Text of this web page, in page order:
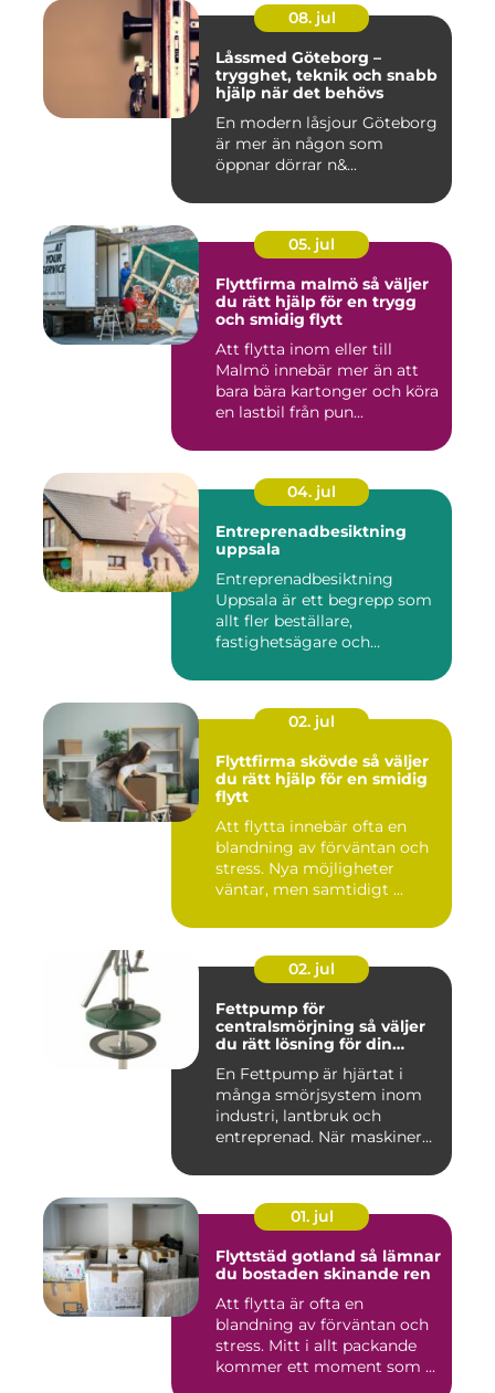
08. jul
Låssmed Göteborg –
trygghet, teknik och snabb
hjälp när det behövs
En modern låsjour Göteborg
är mer än någon som
öppnar dörrar n&...
05. jul
Flyttfirma malmö så väljer
du rätt hjälp för en trygg
och smidig flytt
Att flytta inom eller till
Malmö innebär mer än att
bara bära kartonger och köra
en lastbil från pun...
04. jul
Entreprenadbesiktning
uppsala
Entreprenadbesiktning
Uppsala är ett begrepp som
allt fler beställare,
fastighetsägare och
02. jul
Flyttfirma skövde så väljer
du rätt hjälp för en smidig
flytt
Att flytta innebär ofta en
blandning av förväntan och
stress. Nya möjligheter
väntar, men samtidigt ...
02. jul
Fettpump för
centralsmörjning så väljer
du rätt lösning för din
En Fettpump är hjärtat i
många smörjsystem inom
industri, lantbruk och
entreprenad. När maskiner
01. jul
Flyttstäd gotland så lämnar
du bostaden skinande ren
Att flytta är ofta en
blandning av förväntan och
stress. Mitt i allt packande
kommer ett moment som ...